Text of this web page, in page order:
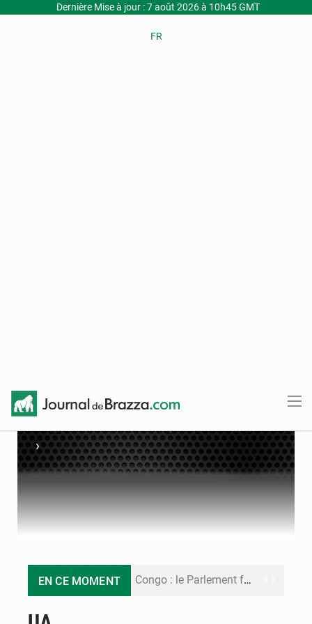
Dernière Mise à jour : 7 août 2026 à 10h45 GMT
FR
›
EN CE MOMENT Congo : le Parlement formule 28 recommandations sur le Cadre budgétaire 2027-2029